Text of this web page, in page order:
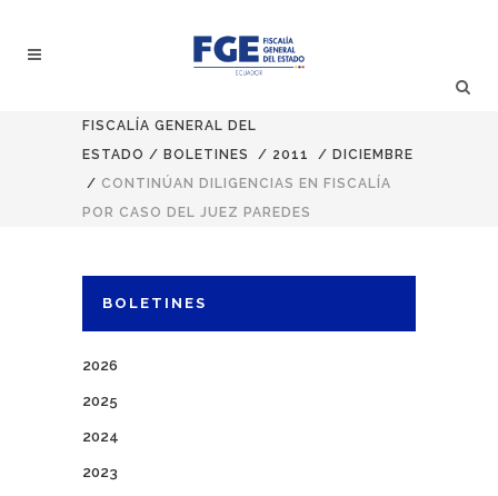
FISCALÍA GENERAL DEL
ESTADO / BOLETINES / 2011 / DICIEMBRE
/ CONTINÚAN DILIGENCIAS EN FISCALÍA
POR CASO DEL JUEZ PAREDES
BOLETINES
2026
2025
2024
2023